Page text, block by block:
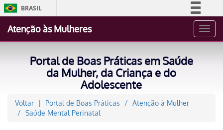
BRASIL
Acesso à informação
Canais
Atenção às Mulheres
Portal de Boas Práticas em Saúde
da Mulher, da Criança e do
Adolescente
Voltar Portal de Boas Práticas
Atenção à Mulher
Saúde Mental Perinatal